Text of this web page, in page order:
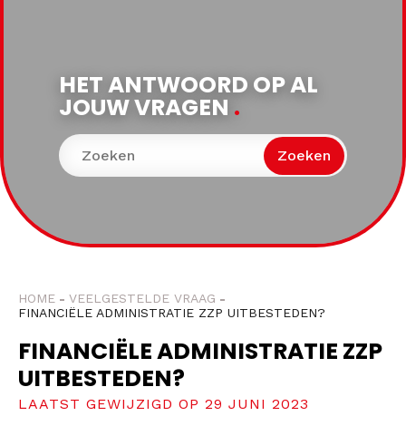
HET ANTWOORD OP AL
JOUW VRAGEN .
Zoeken
HOME
VEELGESTELDE VRAAG
FINANCIËLE ADMINISTRATIE ZZP UITBESTEDEN?
FINANCIËLE ADMINISTRATIE ZZP
UITBESTEDEN?
LAATST GEWIJZIGD OP 29 JUNI 2023